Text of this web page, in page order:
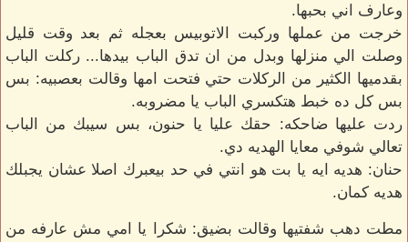
وعارف اني بحبها.
خرجت من عملها وركبت الاتوبيس بعجله ثم بعد وقت قليل
وصلت الي منزلها وبدل من ان تدق الباب بيدها... ركلت الباب
بقدميها الكثير من الركلات حتي فتحت امها وقالت بعصبيه: بس
بس كل ده خبط هتكسري الباب يا مضروبه.
ردت عليها ضاحكه: حقك عليا يا حنون، بس سيبك من الباب
تعالي شوفي معايا الهديه دي.
حنان: هديه ايه يا بت هو انتي في حد بيعبرك اصلا عشان يجبلك
هديه كمان.
مطت دهب شفتيها وقالت بضيق: شكرا يا امي مش عارفه من